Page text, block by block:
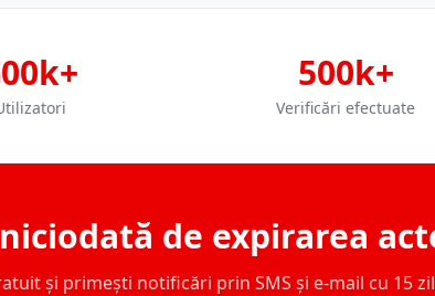
500k+
Verificări efectuate
de expirarea
și primești notificări prin SMS și e-mail cu 15